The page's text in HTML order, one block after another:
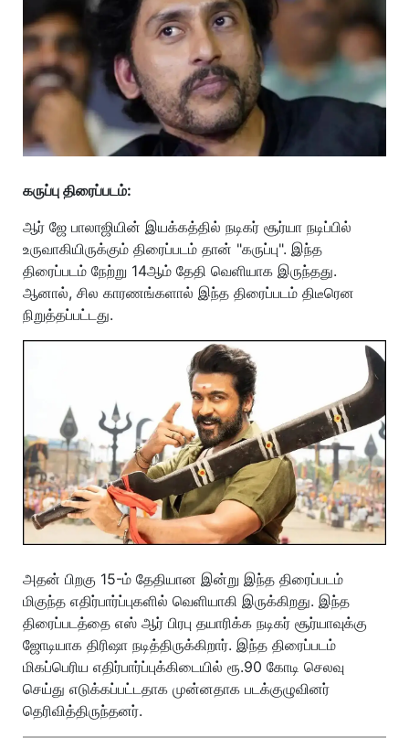
கருப்பு திரைப்படம்:
ஆர் ஜே பாலாஜியின் இயக்கத்தில் நடிகர் சூர்யா நடிப்பில்
உருவாகியிருக்கும் திரைப்படம் தான் "கருப்பு". இந்த
திரைப்படம் நேற்று 14ஆம் தேதி வெளியாக இருந்தது.
ஆனால், சில காரணங்களால் இந்த திரைப்படம் திடீரென
நிறுத்தப்பட்டது.
அதன் பிறகு 15-ம் தேதியான இன்று இந்த திரைப்படம்
மிகுந்த எதிர்பார்ப்புகளில் வெளியாகி இருக்கிறது. இந்த
திரைப்படத்தை எஸ் ஆர் பிரபு தயாரிக்க நடிகர் சூர்யாவுக்கு
ஜோடியாக திரிஷா நடித்திருக்கிறார். இந்த திரைப்படம்
மிகப்பெரிய எதிர்பார்ப்புக்கிடையில் ரூ.90 கோடி செலவு
செய்து எடுக்கப்பட்டதாக முன்னதாக படக்குழுவினர்
தெரிவித்திருந்தனர்.